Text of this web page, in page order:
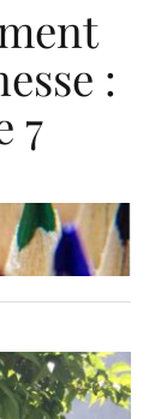
:
7